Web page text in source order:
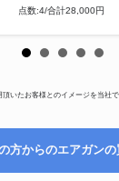
点数:4/合計28,000円
いたお客様とのイメージを当社で
方からのエアガンの